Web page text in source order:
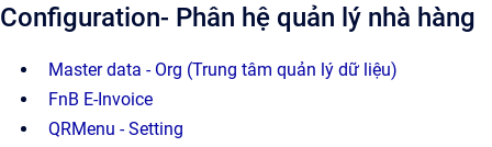
Configuration- Phân hệ quản lý nhà hàng
Master data - Org (Trung tâm quản lý dữ liệu)
FnB E-Invoice
QRMenu - Setting